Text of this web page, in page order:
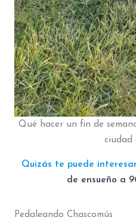
Qué hacer un fin de
ciudad
Quizás te puede interesar
de ensueño a
Pedaleando Chascomús